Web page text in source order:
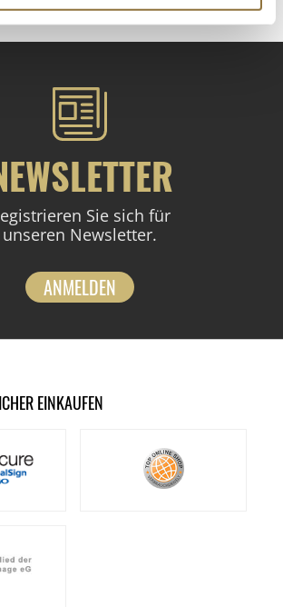
Sie sich für
unseren Newsletter.
ANMELDEN
EINKAUFEN